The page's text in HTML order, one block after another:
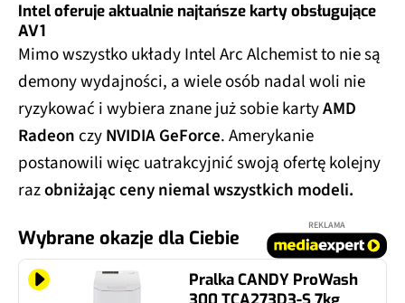
Intel oferuje aktualnie najtańsze karty obsługujące
AV1
Mimo wszystko układy Intel Arc Alchemist to nie są
demony wydajności, a wiele osób nadal woli nie
ryzykować i wybiera znane już sobie kartyAMD
RadeonczyNVIDIA GeForce. Amerykanie
postanowili więc uatrakcyjnić swoją ofertę kolejny
razobniżając ceny niemal wszystkich modeli.
Wybrane okazje dla Ciebie
REKLAMA
Pralka CANDY ProWash